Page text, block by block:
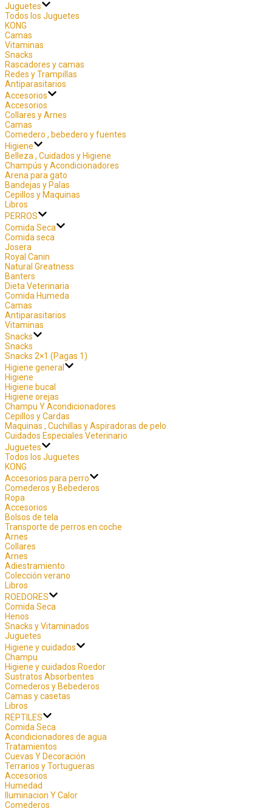
Juguetes
Todos los Juguetes
KONG
Camas
Vitaminas
Snacks
Rascadores y camas
Redes y Trampillas
Antiparasitarios
Accesorios
Accesorios
Collares y Arnes
Camas
Comedero , bebedero y fuentes
Higiene
Belleza , Cuidados y Higiene
Champús y Acondicionadores
Arena para gato
Bandejas y Palas
Cepillos y Maquinas
Libros
PERROS
Comida Seca
Comida seca
Josera
Royal Canin
Natural Greatness
Banters
Dieta Veterinaria
Comida Humeda
Camas
Antiparasitarios
Vitaminas
Snacks
Snacks
Snacks 2×1 (Pagas 1)
Higiene general
Higiene
Higiene bucal
Higiene orejas
Champu Y Acondicionadores
Cepillos y Cardas
Maquinas , Cuchillas y Aspiradoras de pelo
Cuidados Especiales Veterinario
Juguetes
Todos los Juguetes
KONG
Accesorios para perro
Comederos y Bebederos
Ropa
Accesorios
Bolsos de tela
Transporte de perros en coche
Arnes
Collares
Arnes
Adiestramiento
Colección verano
Libros
ROEDORES
Comida Seca
Henos
Snacks y Vitaminados
Juguetes
Higiene y cuidados
Champu
Higiene y cuidados Roedor
Sustratos Absorbentes
Comederos y Bebederos
Camas y casetas
Libros
REPTILES
Comida Seca
Acondicionadores de agua
Tratamientos
Cuevas Y Decoración
Terrarios y Tortugueras
Accesorios
Humedad
Iluminacion Y Calor
Comederos